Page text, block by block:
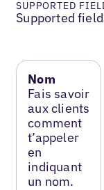
SUPPORTED
Supported
Nom
Fais savoir
aux clients
comment
t’appeler
en
indiquant
un nom.